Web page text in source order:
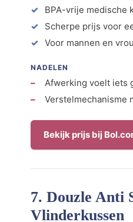
BPA-vrije medische
Scherpe prijs voor
Voor mannen en
NADELEN
Afwerking voelt iets
Verstelmechanisme
Bekijk prijs bij
7. Douzle Anti
Vlinderkussen